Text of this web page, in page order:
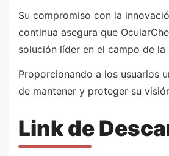
Su compromiso con la
continua asegura que
solución líder en el campo de la
Proporcionando a los usuarios
de mantener y proteger su
Link de